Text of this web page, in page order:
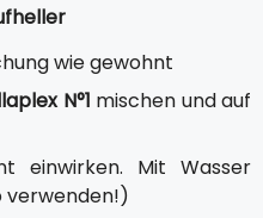
wie gewohnt
N°1 mischen und auf
einwirken. Mit Wasser
verwenden!)